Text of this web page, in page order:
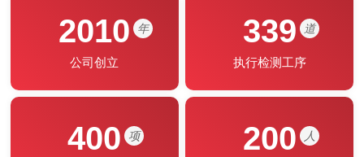
2010 年
公司创立
339 道
执行检测工序
400 项 200 人